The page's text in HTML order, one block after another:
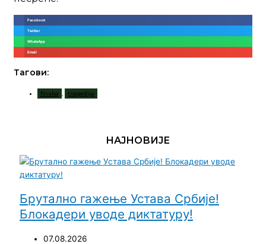
Facebook
Twitter
WhatsApp
Email
Тагови:
finska tragedija
НАЈНОВИЈЕ
Брутално гажење Устава Србије!
Блокадери уводе диктатуру!
07.08.2026